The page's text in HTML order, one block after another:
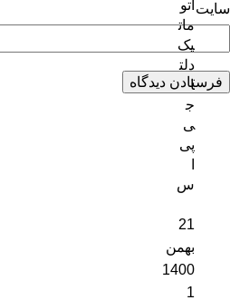
سایت اتو
مات
یک
دلت
ا
ج
ی
پی
س
21
بهمن
1400
1